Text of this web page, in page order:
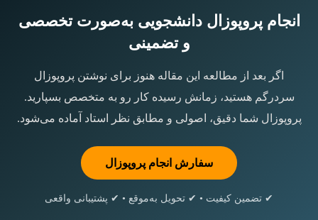
انجام پروپوزال دانشجویی به‌صورت تخصصی
و تضمینی
اگر بعد از مطالعه این مقاله هنوز برای نوشتن پروپوزال
سردرگم هستید، زمانش رسیده کار رو به متخصص بسپارید.
پروپوزال شما دقیق، اصولی و مطابق نظر استاد آماده می‌شود.
سفارش انجام پروپوزال
✔ تضمین کیفیت • ✔ تحویل به‌موقع • ✔ پشتیبانی واقعی